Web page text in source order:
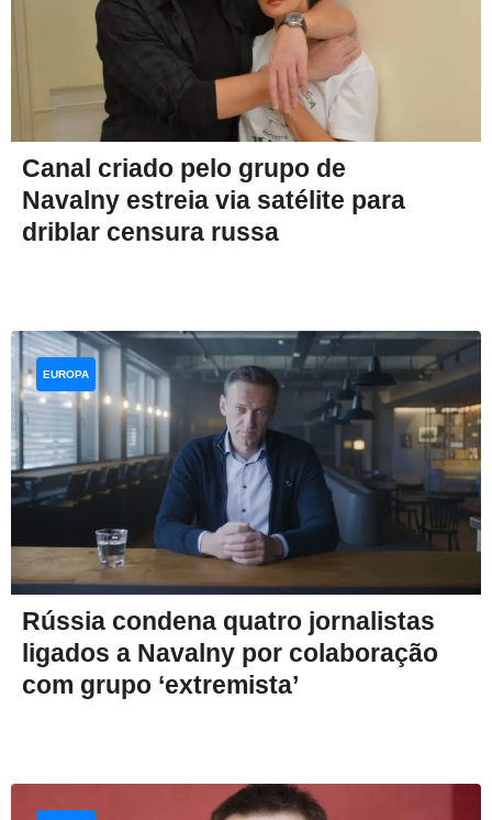
Canal criado pelo grupo de
Navalny estreia via satélite para
driblar censura russa
Rússia condena quatro jornalistas
ligados a Navalny por colaboração
com grupo ‘extremista’
EUROPA